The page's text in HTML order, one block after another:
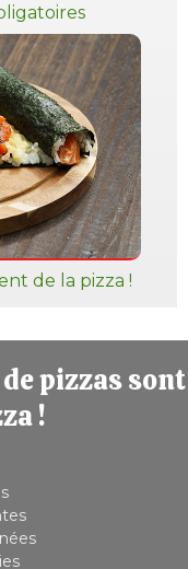
de la pizza !
pizzas sont
!